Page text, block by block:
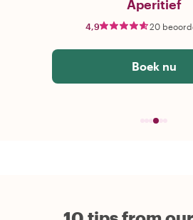
Aperitief
4,9 20
Boek nu